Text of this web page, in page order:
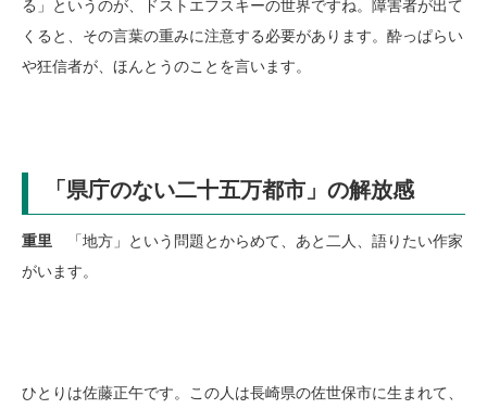
る」というのが、ドストエフスキーの世界ですね。障害者が出て
くると、その言葉の重みに注意する必要があります。酔っぱらい
や狂信者が、ほんとうのことを言います。
「県庁のない二十五万都市」の解放感
重里 「地方」という問題とからめて、あと二人、語りたい作家
がいます。
ひとりは佐藤正午です。この人は長崎県の佐世保市に生まれて、